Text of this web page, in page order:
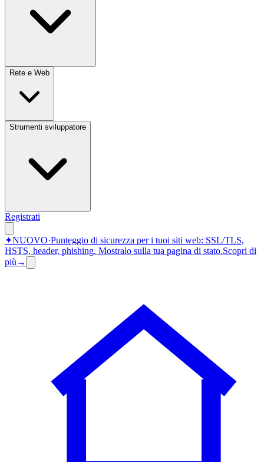
Rete e Web
Strumenti sviluppatore
Registrati
✦NUOVO·Punteggio di sicurezza per i tuoi siti web: SSL/TLS,
HSTS, header, phishing. Mostralo sulla tua pagina di stato.Scopri di
più →